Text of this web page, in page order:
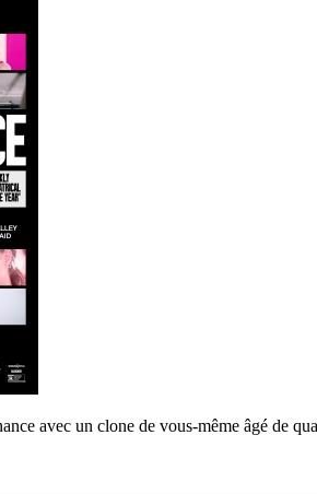
avec un clone de vous-même âgé de